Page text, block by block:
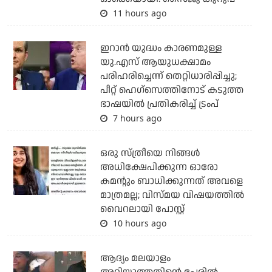
11 hours ago
ഇറാന്‍ യുദ്ധം കാരണമുള്ള
യു.എസ് ആയുധക്ഷാമം
പരിഹരിച്ചെന്ന് തെറ്റിധാരിപ്പിച്ചു;
പീറ്റ് ഹെഗ്‌സെത്തിനോട് കടുത്ത
ഭാഷയില്‍ പ്രതികരിച്ച് ട്രംപ്
7 hours ago
ഒരു സ്ത്രീയെ നിങ്ങള്‍
അധിക്ഷേപിക്കുന്ന ഓരോ
കമന്റും ബാധിക്കുന്നത് അവളെ
മാത്രമല്ല; വിസ്മയ വിഷയത്തില്‍
വൈറലായി പോസ്റ്റ്
10 hours ago
ആദ്യം മലയാളം